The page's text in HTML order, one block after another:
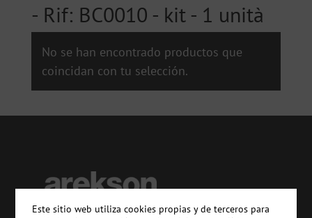
- Rif: BC0010 - kit - 1 unità
No se han encontrado productos que
coincidan con tu selección.
Este sitio web utiliza cookies propias y de terceros para